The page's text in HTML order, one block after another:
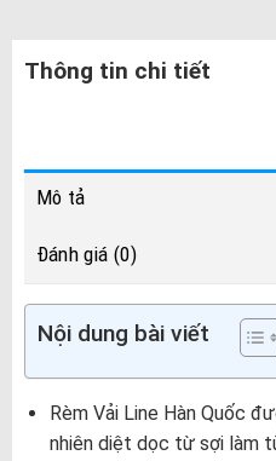
Thông tin chi tiết
Mô tả
Đánh giá (0)
Nội dung bài viết
Rèm Vải Line Hàn Quốc
nhiên diệt dọc từ sợi làm